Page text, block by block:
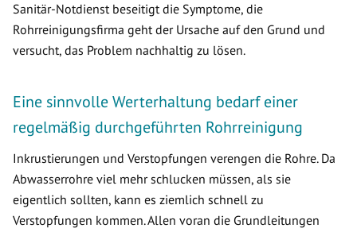
Sanitär-Notdienst beseitigt die Symptome, die
Rohrreinigungsfirma geht der Ursache auf den Grund und
versucht, das Problem nachhaltig zu lösen.
Eine sinnvolle Werterhaltung bedarf einer
regelmäßig durchgeführten Rohrreinigung
Inkrustierungen und Verstopfungen verengen die Rohre. Da
Abwasserrohre viel mehr schlucken müssen, als sie
eigentlich sollten, kann es ziemlich schnell zu
Verstopfungen kommen. Allen voran die Grundleitungen